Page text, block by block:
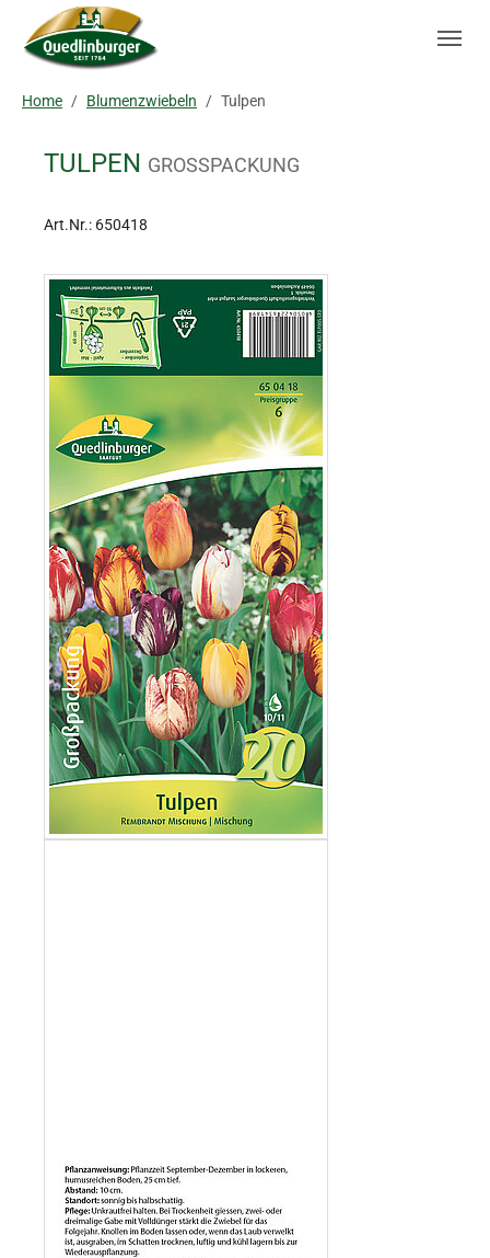
Skip to main navigation
Zum Hauptinhalt springen
Skip to page footer
Home Blumenzwiebeln Tulpen
TULPEN GROSSPACKUNG
Art.Nr.: 650418